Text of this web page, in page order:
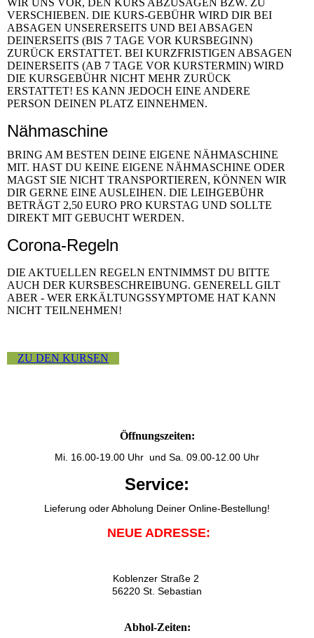
WIR UNS VOR, DEN KURS ABZUSAGEN BZW. ZU
VERSCHIEBEN. DIE KURS-GEBÜHR WIRD DIR BEI
ABSAGEN UNSERERSEITS UND BEI ABSAGEN
DEINERSEITS (BIS 7 TAGE VOR KURSBEGINN)
ZURÜCK ERSTATTET. BEI KURZFRISTIGEN ABSAGEN
DEINERSEITS (AB 7 TAGE VOR KURSTERMIN) WIRD
DIE KURSGEBÜHR NICHT MEHR ZURÜCK
ERSTATTET! ES KANN JEDOCH EINE ANDERE
PERSON DEINEN PLATZ EINNEHMEN.
Nähmaschine
BRING AM BESTEN DEINE EIGENE NÄHMASCHINE
MIT. HAST DU KEINE EIGENE NÄHMASCHINE ODER
MAGST SIE NICHT TRANSPORTIEREN, KÖNNEN WIR
DIR GERNE EINE AUSLEIHEN. DIE LEIHGEBÜHR
BETRÄGT 2,50 EURO PRO KURSTAG UND SOLLTE
DIREKT MIT GEBUCHT WERDEN.
Corona-Regeln
DIE AKTUELLEN REGELN ENTNIMMST DU BITTE
AUCH DER KURSBESCHREIBUNG. GENERELL GILT
ABER - WER ERKÄLTUNGSSYMPTOME HAT KANN
NICHT TEILNEHMEN!
ZU DEN KURSEN
Öffnungszeiten:
Mi. 16.00-19.00 Uhr und Sa. 09.00-12.00 Uhr
Service:
Lieferung oder Abholung Deiner Online-Bestellung!
NEUE ADRESSE:
Koblenzer Straße 2
56220 St. Sebastian
Abhol-Zeiten: